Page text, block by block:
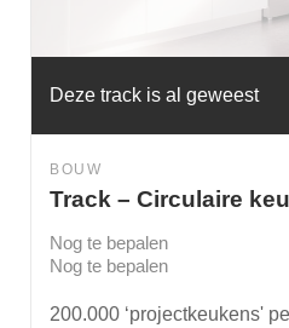
Deze track is al geweest
BOUW
Track – Circulaire
Nog te bepalen
Nog te bepalen
200.000 ‘projectkeukens'